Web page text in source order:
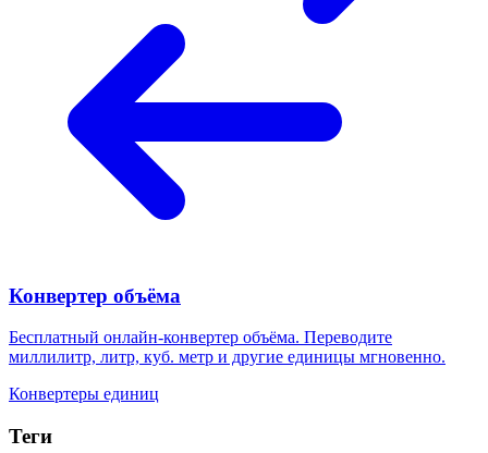
Конвертер объёма
Бесплатный онлайн-конвертер объёма. Переводите
миллилитр, литр, куб. метр и другие единицы мгновенно.
Конвертеры единиц
Теги